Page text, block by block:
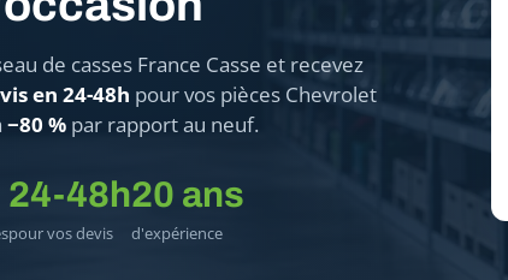
de casses France Casse et recevez
en 24-48h pour vos pièces Chevrolet
−80 % par rapport au neuf.
24-48h
pour vos devis
20 ans
d'expérience